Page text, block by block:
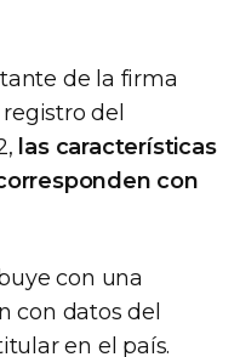
de la firma
del
las características
con
con una
con datos del
en el país.